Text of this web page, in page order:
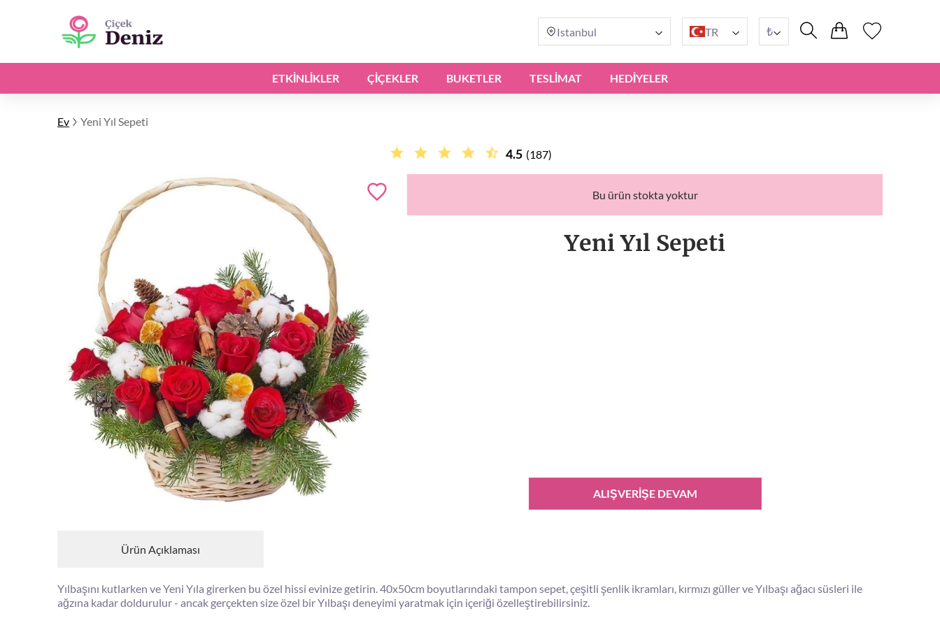
Istanbul TR ₺
ETKINLIKLER ÇIÇEKLER BUKETLER TESLİMAT HEDIYELER
Ev Yeni Yıl Sepeti
4.5 (187)
Bu ürün stokta yoktur
Yeni Yıl Sepeti
ALIŞVERIŞE DEVAM
Ürün Açıklaması
Yılbaşını kutlarken ve Yeni Yıla girerken bu özel hissi evinize getirin. 40x50cm boyutlarındaki tampon sepet, çeşitli şenlik ikramları, kırmızı güller ve Yılbaşı ağacı süsleri ile
ağzına kadar doldurulur - ancak gerçekten size özel bir Yılbaşı deneyimi yaratmak için içeriği özelleştirebilirsiniz.